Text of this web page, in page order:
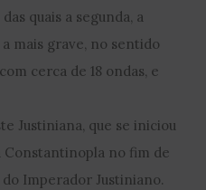
quais a segunda, a
mais grave, no sentido
cerca de 18 ondas, e
Justiniana, que se iniciou
Constantinopla no fim de
Imperador Justiniano.